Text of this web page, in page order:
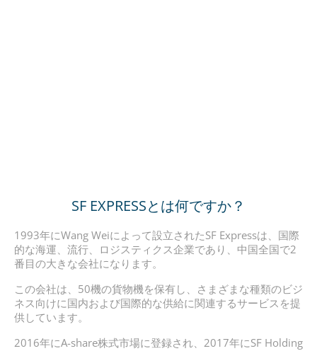
SF EXPRESSとは何ですか？
1993年にWang Weiによって設立されたSF Expressは、国際
的な海運、流行、ロジスティクス企業であり、中国全国で2
番目の大きな会社になります。
この会社は、50機の貨物機を保有し、さまざまな種類のビジ
ネス向けに国内および国際的な供給に関連するサービスを提
供しています。
2016年にA-share株式市場に登録され、2017年にSF Holding